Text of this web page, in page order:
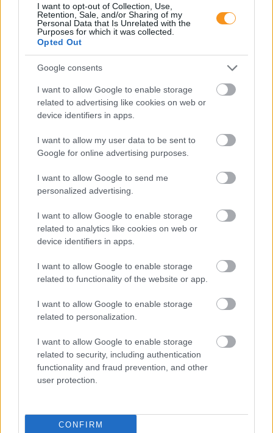
I want to opt-out of Collection, Use,
Retention, Sale, and/or Sharing of my
Personal Data that Is Unrelated with the
Purposes for which it was collected.
Opted Out
Google consents
I want to allow Google to enable storage
related to advertising like cookies on web or
device identifiers in apps.
I want to allow my user data to be sent to
Google for online advertising purposes.
I want to allow Google to send me
personalized advertising.
I want to allow Google to enable storage
related to analytics like cookies on web or
device identifiers in apps.
I want to allow Google to enable storage
related to functionality of the website or app.
I want to allow Google to enable storage
related to personalization.
I want to allow Google to enable storage
related to security, including authentication
functionality and fraud prevention, and other
user protection.
CONFIRM
Másképp is lehet: Pozitív
Fegyelmezés az iskolában
egyetértenek: nem szeretnék, ha a tanár kiabálna
gyermekükkel az iskolában. Ám ha egy
pedagógusnak egyszerre több, mint húsz
módszertani eszköztár nélkül könnyen
eszköztelennek érezheti magát, ennek pedig
gyakran a kiabálás a következménye.
Erre (is) kínál megoldást a
évben egy Erasmus+ partnerségi projekt keretében
próbáltak ki hat európai ország iskoláiban, a makói
Szignum Iskolavezetésével.
Pelusos gyerek az oviban: Minden
óvodának biztosítania kell a
pelenkás gyerekek fogadását?